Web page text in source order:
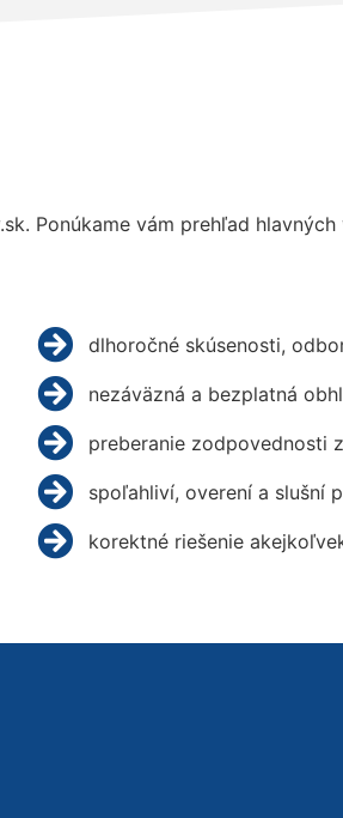
Ponúkame vám prehľad
dlhoročné skúsenosti,
nezáväzná a bezplatná
preberanie zodpovednosti
spoľahliví, overení a slušní
korektné riešenie